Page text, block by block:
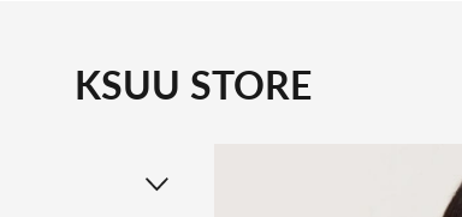
KSUU STORE